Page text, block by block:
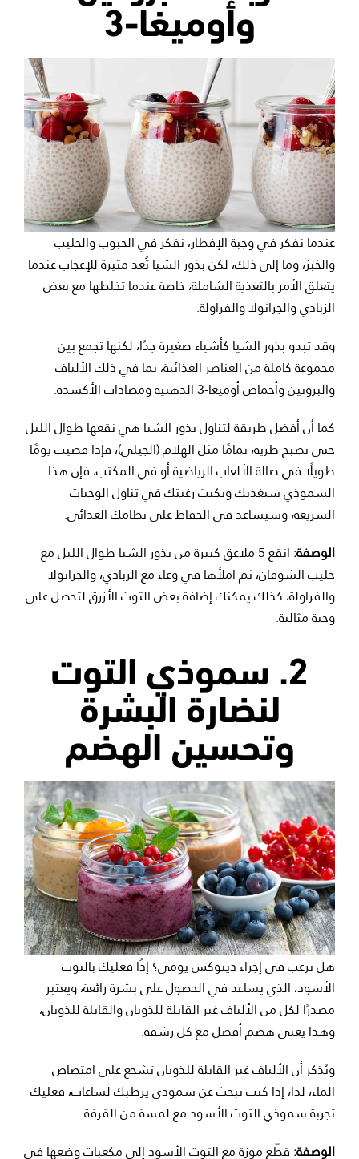
وأوميغا-3
عندما نفكر في وجبة الإفطار، نفكر في الحبوب والحليب
والخبز، وما إلى ذلك، لكن بذور الشيا تُعد مثيرة للإعجاب عندما
يتعلق الأمر بالتغذية الشاملة، خاصة عندما تخلطها مع بعض
الزبادي والجرانولا والفراولة.
وقد تبدو بذور الشيا كأشياء صغيرة جدًا، لكنها تجمع بين
مجموعة كاملة من العناصر الغذائية، بما في ذلك الألياف
والبروتين وأحماض أوميغا-3 الدهنية ومضادات الأكسدة.
كما أن أفضل طريقة لتناول بذور الشيا هي نقعها طوال الليل
حتى تصبح طرية، تمامًا مثل الهلام (الجيلي)، فإذا قضيت يومًا
طويلًا في صالة الألعاب الرياضية أو في المكتب، فإن هذا
السموذي سيغذيك ويكبت رغبتك في تناول الوجبات
السريعة، وسيساعد في الحفاظ على نظامك الغذائي.
الوصفة:
انقع 5 ملاعق كبيرة من بذور الشيا طوال الليل مع
حليب الشوفان، ثم املأها في وعاء مع الزبادي، والجرانولا
والفراولة، كذلك يمكنك إضافة بعض التوت الأزرق لتحصل على
وجبة مثالية.
2. سموذي التوت
لنضارة البشرة
وتحسين الهضم
هل ترغب في إجراء ديتوكس يومي؟ إذًا فعليك بالتوت
الأسود، الذي يساعد في الحصول على بشرة رائعة، ويعتبر
مصدرًا لكل من الألياف غير القابلة للذوبان والقابلة للذوبان،
وهذا يعني هضم أفضل مع كل رشفة.
ويُذكر أن الألياف غير القابلة للذوبان تشجع على امتصاص
الماء، لذا، إذا كنت تبحث عن سموذي يرطبك لساعات، فعليك
تجربة سموذي التوت الأسود مع لمسة من القرفة.
الوصفة:قطّع موزة مع التوت الأسود إلى مكعبات وضعها في